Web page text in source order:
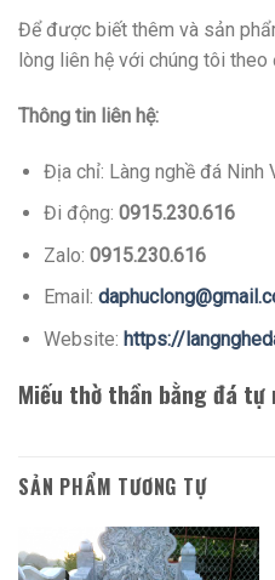
Để được biết thêm và sản
lòng liên hệ với chúng tôi theo
Thông tin liên hệ:
Địa chỉ: Làng nghề đá Ninh
Đi động: 0915.230.616
Zalo: 0915.230.616
Email:
Website: https://
Miếu thờ thần bằng đá
SẢN PHẨM TƯƠNG TỰ